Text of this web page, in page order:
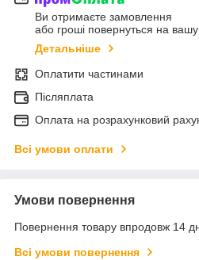
Ви отримаєте замовлення
або гроші повернуться на вашу
Детальніше
Оплатити частинами
Післяплата
Оплата на розрахунковий
Всі умови оплати
Умови повернення
Повернення товару впродовж 14
Всі умови повернення